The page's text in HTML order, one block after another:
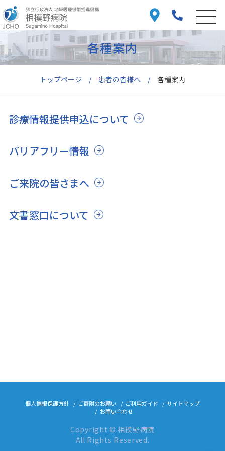
トップページ 患者の皆様へ 各種案内
各種案内
診療情報提供申込について
バリアフリー情報
ご来院の皆さまへ
文書窓口について
個人情報保護方針 ご寄附のお願い ご利用ガイド
サイトマップ
お問い合わせ
Copyright © 相模野病院
All Rights Reserved.